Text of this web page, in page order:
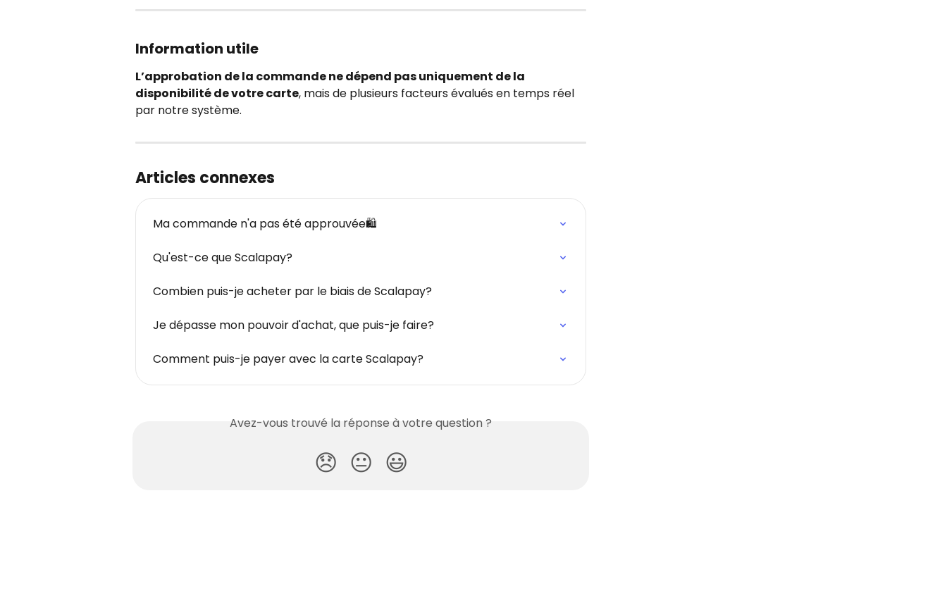
Information utile
L’approbation de la commande ne dépend pas uniquement de la
disponibilité de votre carte, mais de plusieurs facteurs évalués en temps réel
par notre système.
Articles connexes
Ma commande n'a pas été approuvée🛍️
Qu'est-ce que Scalapay?
Combien puis-je acheter par le biais de Scalapay?
Je dépasse mon pouvoir d'achat, que puis-je faire?
Comment puis-je payer avec la carte Scalapay?
Avez-vous trouvé la réponse à votre question ?
😞 😐 😃